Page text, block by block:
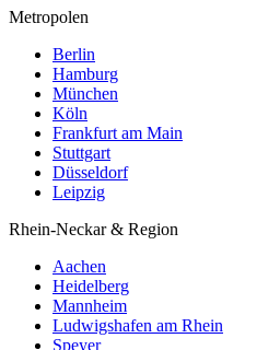
Metropolen
Berlin
Hamburg
München
Köln
Frankfurt am Main
Stuttgart
Düsseldorf
Leipzig
Rhein-Neckar & Region
Aachen
Heidelberg
Mannheim
Ludwigshafen am Rhein
Speyer